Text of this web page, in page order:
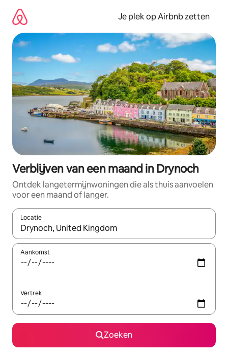
direct
naar
inhoud
Je plek op Airbnb zetten
Verblijven van een maand in Drynoch
Ontdek langetermijnwoningen die als thuis aanvoelen
voor een maand of langer.
Locatie
Wanneer er resultaten beschikbaar zijn, maak je een keuze
Aankomst
Vertrek
Zoeken